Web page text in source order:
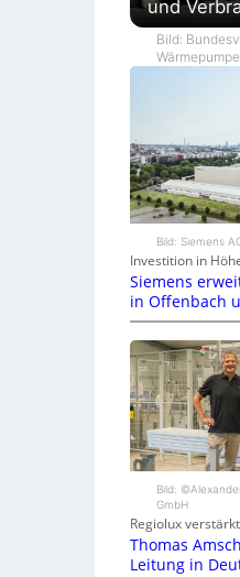
und
Bild:
Bild: Siemens
Investition in
Siemens
in Offenbach
Bild:
GmbH
Regiolux
Thomas
Leitung in